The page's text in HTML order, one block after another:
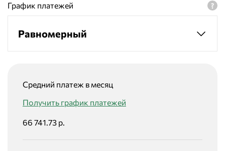
График платежей
Равномерный
Средний платеж в месяц
Получить график платежей
66 741.73 р.